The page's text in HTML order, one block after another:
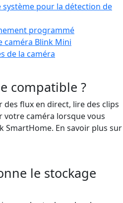
pour la détection de
programmé
caméra Blink Mini
de la caméra
compatible ?
des flux en direct, lire des clips
caméra lorsque vous
SmartHome. En savoir plus sur
le stockage